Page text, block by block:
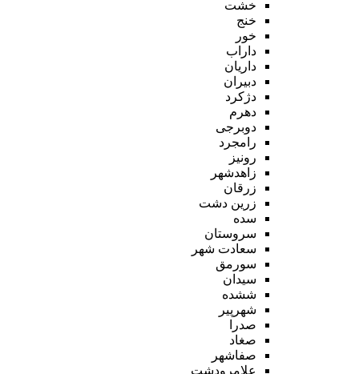
خشت
خنج
خور
داراب
داریان
دبیران
دژکرد
دهرم
دوبرجی
رامجرد
رونیز
زاهدشهر
زرقان
زرین دشت
سده
سروستان
سعادت شهر
سورمق
سیدان
ششده
شهرپیر
صدرا
صغاد
صفاشهر
علامرودشت